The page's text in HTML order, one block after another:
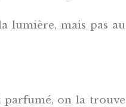
lumière, mais pas au
parfumé, on la trouve